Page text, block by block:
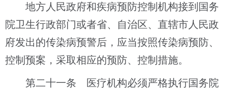
地方人民政府和疾病预防控制机构接到国务
院卫生行政部门或者省、自治区、直辖市人民政
府发出的传染病预警后，应当按照传染病预防、
控制预案，采取相应的预防、控制措施。
第二十一条 医疗机构必须严格执行国务院